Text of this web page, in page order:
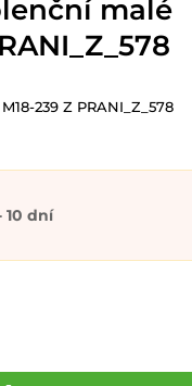
malé
239 Z PRANI_Z_578
10 dní